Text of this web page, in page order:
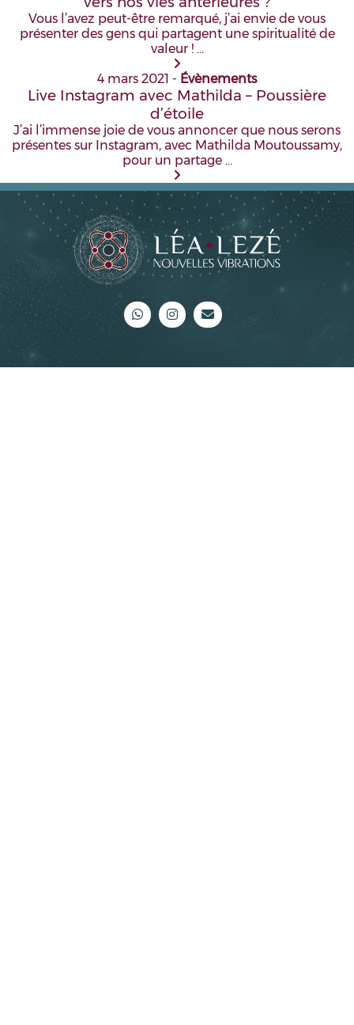
Vous l’avez peut-être remarqué, j’ai envie de vous
présenter des gens qui partagent une spiritualité de
valeur ! …
4 mars 2021 - Évènements
Live Instagram avec Mathilda – Poussière
d’étoile
J’ai l’immense joie de vous annoncer que nous serons
présentes sur Instagram, avec Mathilda Moutoussamy,
pour un partage …